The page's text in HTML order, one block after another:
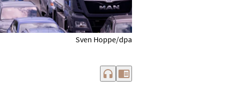
Sven Hoppe/dpa
headphones chrome_reader_mode